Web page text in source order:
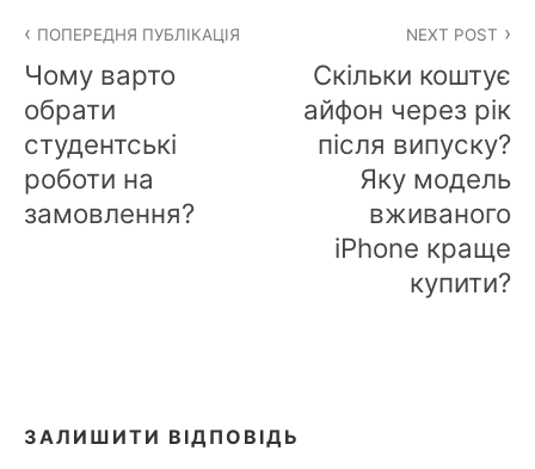
записів
ПОПЕРЕДНЯ ПУБЛІКАЦІЯ
Чому варто
обрати
студентські
роботи на
замовлення?
NEXT POST
Скільки коштує
айфон через рік
після випуску?
Яку модель
вживаного
iPhone краще
купити?
ЗАЛИШИТИ ВІДПОВІДЬ